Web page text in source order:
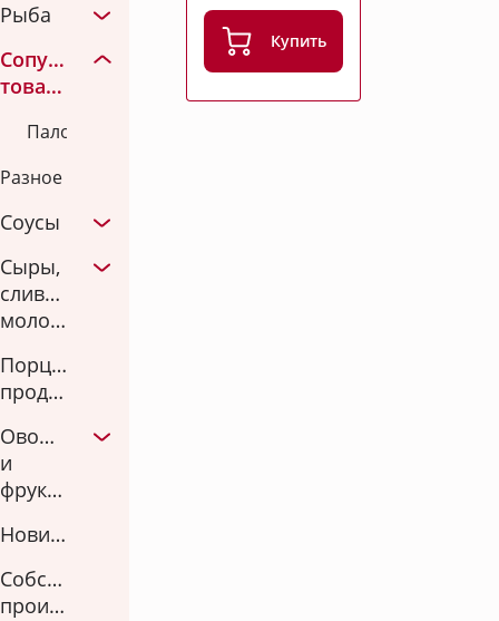
Рыба
Сопутствующие
товары
Палочки
Разное
Соусы
Сыры,
сливки,
молоко
Порционная
продукция
Овощи
и
фрукты
Новинка
Собственное
производство
Купить